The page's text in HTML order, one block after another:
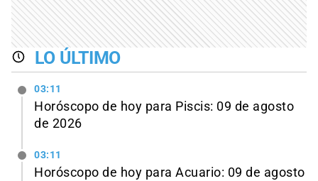
LO ÚLTIMO
03:11
Horóscopo de hoy para Piscis: 09 de agosto
de 2026
03:11
Horóscopo de hoy para Acuario: 09 de agosto